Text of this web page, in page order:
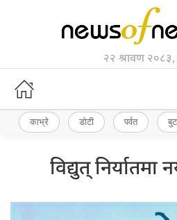
२२ श्रावण २०८३,
काभ्रे डोटी पर्वत
विद्युत् निर्यातमा